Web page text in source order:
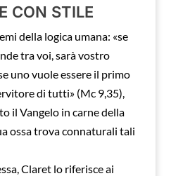
CON STILE
della logica umana: «se
tra voi, sarà vostro
uno vuole essere il primo
di tutti» (Mc 9,35),
il Vangelo in carne della
ossa trova connaturali tali
Claret lo riferisce ai